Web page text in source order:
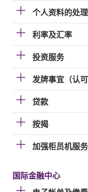
个人资料的处理
利率及汇率
投资服务
发牌事宜（认
贷款
按揭
加强柜员机服
国际金融中心